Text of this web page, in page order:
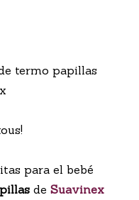
para el bebé
de Suavinex